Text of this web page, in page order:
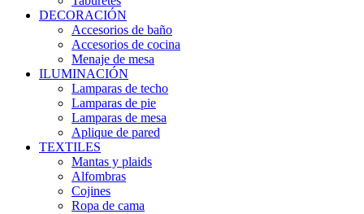
DECORACIÓN
Accesorios de baño
Accesorios de cocina
Menaje de mesa
ILUMINACIÓN
Lamparas de techo
Lamparas de pie
Lamparas de mesa
Aplique de pared
TEXTILES
Mantas y plaids
Alfombras
Cojines
Ropa de cama